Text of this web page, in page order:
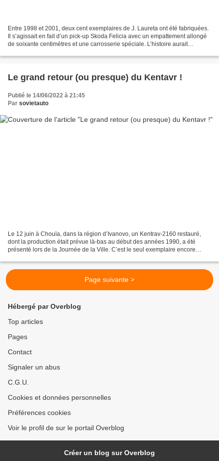
Entre 1998 et 2001, deux cent exemplaires de J. Laureta ont été fabriquées.
Il s’agissait en fait d’un pick-up Skoda Felicia avec un empattement allongé
de soixante centimètres et une carrosserie spéciale. L’histoire aurait
Le grand retour (ou presque) du Kentavr !
Publié le 14/06/2022 à 21:45
Par sovietauto
Le 12 juin à Chouïa, dans la région d’Ivanovo, un Kentrav-2160 restauré,
dont la production était prévue là-bas au début des années 1990, a été
présenté lors de la Journée de la Ville. C’est le seul exemplaire encore
Page suivante >
Hébergé par Overblog
Top articles
Pages
Contact
Signaler un abus
C.G.U.
Cookies et données personnelles
Préférences cookies
Voir le profil de sur le portail Overblog
Créer un blog sur Overblog